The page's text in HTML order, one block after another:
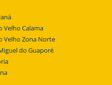
Velho Calama
Velho Zona Norte
do Guaporé